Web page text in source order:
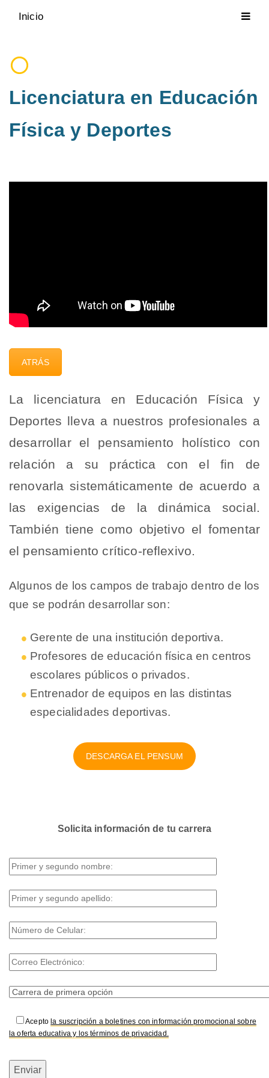
Inicio
Licenciatura en Educación
Física y Deportes
ATRÁS
La licenciatura en Educación Física y
Deportes lleva a nuestros profesionales a
desarrollar el pensamiento holístico con
relación a su práctica con el fin de
renovarla sistemáticamente de acuerdo a
las exigencias de la dinámica social.
También tiene como objetivo el fomentar
el pensamiento crítico-reflexivo.
Algunos de los campos de trabajo dentro de los
que se podrán desarrollar son:
Gerente de una institución deportiva.
Profesores de educación física en centros
escolares públicos o privados.
Entrenador de equipos en las distintas
especialidades deportivas.
DESCARGA EL PENSUM
Solicita información de tu carrera
Acepto la suscripción a boletines con información promocional sobre
la oferta educativa y los términos de privacidad.